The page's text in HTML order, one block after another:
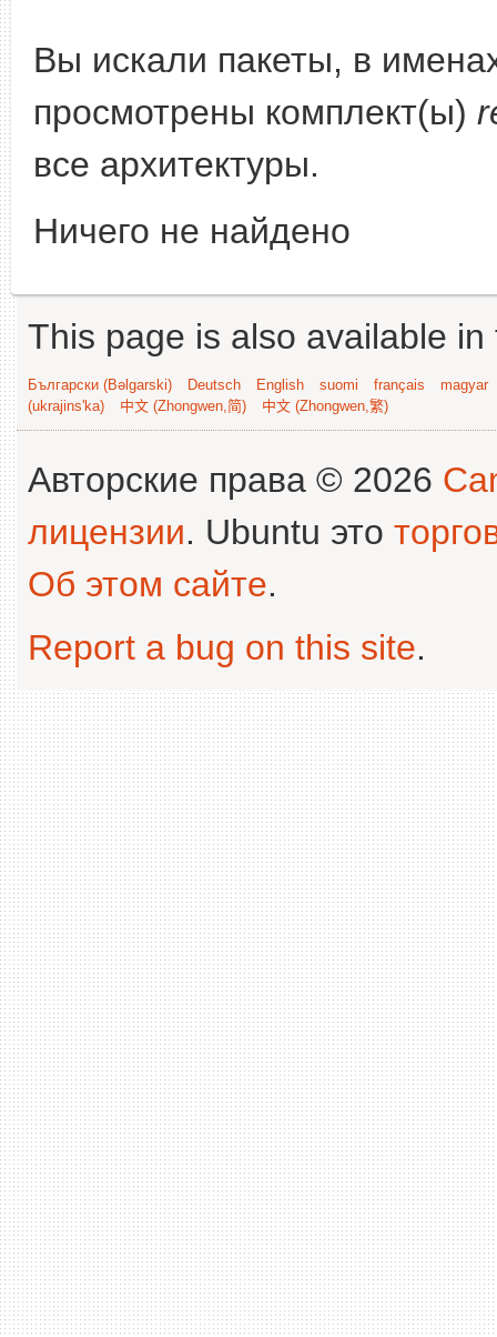
Вы искали пакеты, в
просмотрены комплект(ы)
все архитектуры.
Ничего не найдено
This page is also available
Български (Bəlgarski) Deutsch English suomi français
magyar
(ukrajins'ka)
中文 (Zhongwen,简) 中文 (Zhongwen,繁)
Авторские права © 2026
лицензии. Ubuntu это
Об этом сайте.
Report a bug on this site.